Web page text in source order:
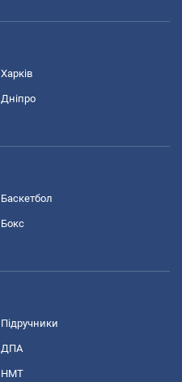
Харків
Дніпро
Баскетбол
Бокс
Підручники
ДПА
НМТ